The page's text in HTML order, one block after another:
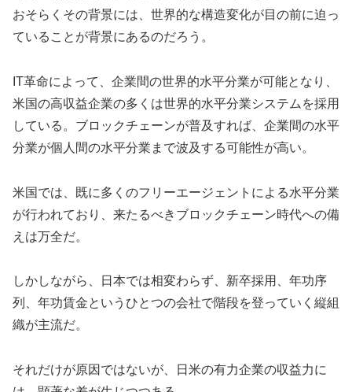
おそらくその背景には、世界的な構造変化が目の前に迫っ
ていることが背景にあるのだろう。
IT革命によって、企業間の世界的水平分業が可能となり、
米国の高収益企業の多くは世界的水平分業システムを採用
している。ブロックチェーンが普及すれば、企業間の水平
分業が個人間の水平分業まで波及する可能性が高い。
米国では、既に多くのフリーエージェントによる水平分業
が行われており、来たるべきブロックチェーン時代への備
えは万全だ。
しかしながら、日本では相変わらず、新卒採用、年功序
列、年功賃金というひとつの会社で階段を登っていく縦組
織が主流だ。
それだけが原因ではないが、日米の有力企業の収益力に